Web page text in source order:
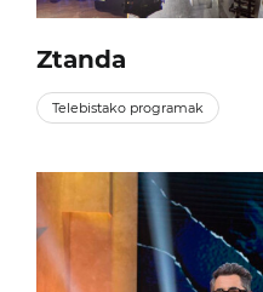
Ztanda
Telebistako programak